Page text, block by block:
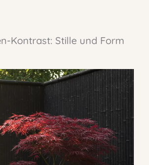
Kontrast: Stille und Form